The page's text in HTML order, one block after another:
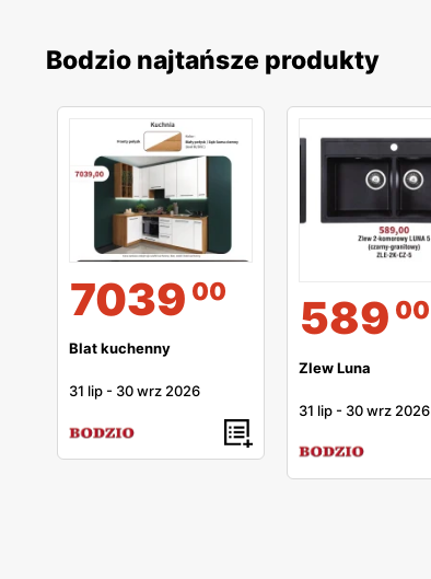
Bodzio najtańsze produkty
7039 00
Blat kuchenny
31 lip - 30 wrz 2026
589 00
Zlew Luna
31 lip - 30 wrz 2026